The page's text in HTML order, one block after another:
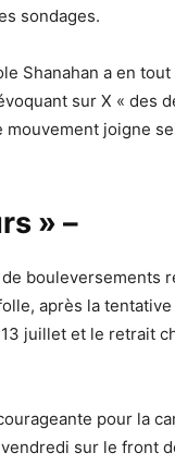
sondages.
Shanahan a en
sur X « des
mouvement joigne
» –
bouleversements
après la tentative
juillet et le retrait
pour la
sur le front